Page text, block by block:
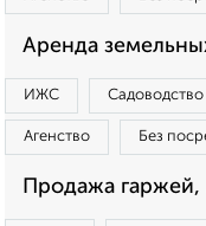
Аренда
ИЖС Садоводство
Агенство Без
Продажа